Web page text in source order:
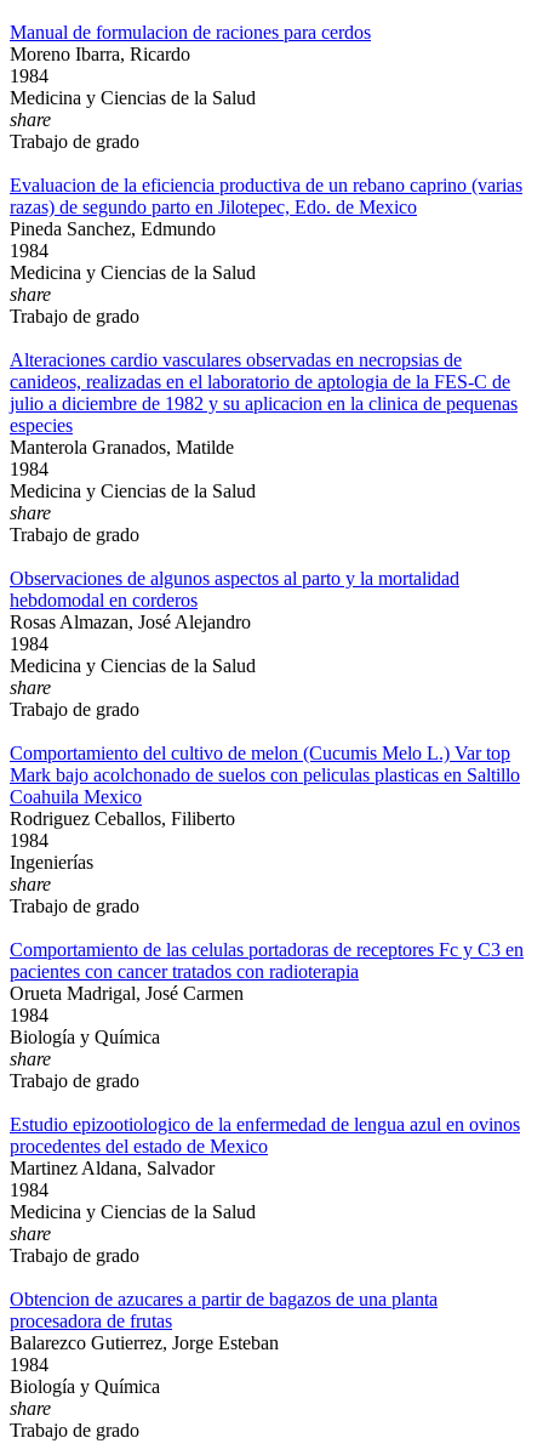
Manual de formulacion de raciones para cerdos
Moreno Ibarra, Ricardo
1984
Medicina y Ciencias de la Salud
share
Trabajo de grado
Evaluacion de la eficiencia productiva de un rebano caprino (varias
razas) de segundo parto en Jilotepec, Edo. de Mexico
Pineda Sanchez, Edmundo
1984
Medicina y Ciencias de la Salud
share
Trabajo de grado
Alteraciones cardio vasculares observadas en necropsias de
canideos, realizadas en el laboratorio de aptologia de la FES-C de
julio a diciembre de 1982 y su aplicacion en la clinica de pequenas
especies
Manterola Granados, Matilde
1984
Medicina y Ciencias de la Salud
share
Trabajo de grado
Observaciones de algunos aspectos al parto y la mortalidad
hebdomodal en corderos
Rosas Almazan, José Alejandro
1984
Medicina y Ciencias de la Salud
share
Trabajo de grado
Comportamiento del cultivo de melon (Cucumis Melo L.) Var top
Mark bajo acolchonado de suelos con peliculas plasticas en Saltillo
Coahuila Mexico
Rodriguez Ceballos, Filiberto
1984
Ingenierías
share
Trabajo de grado
Comportamiento de las celulas portadoras de receptores Fc y C3 en
pacientes con cancer tratados con radioterapia
Orueta Madrigal, José Carmen
1984
Biología y Química
share
Trabajo de grado
Estudio epizootiologico de la enfermedad de lengua azul en ovinos
procedentes del estado de Mexico
Martinez Aldana, Salvador
1984
Medicina y Ciencias de la Salud
share
Trabajo de grado
Obtencion de azucares a partir de bagazos de una planta
procesadora de frutas
Balarezco Gutierrez, Jorge Esteban
1984
Biología y Química
share
Trabajo de grado